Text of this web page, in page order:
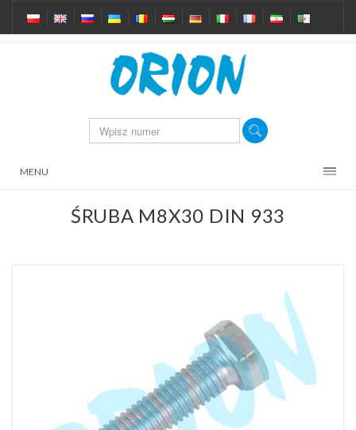
MENU
ŚRUBA M8X30 DIN 933